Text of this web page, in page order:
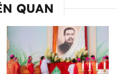
QUAN